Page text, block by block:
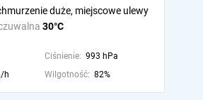
30°C
duże, miejscowe ulewy
Ciśnienie: 993 hPa
h Wilgotność: 82%